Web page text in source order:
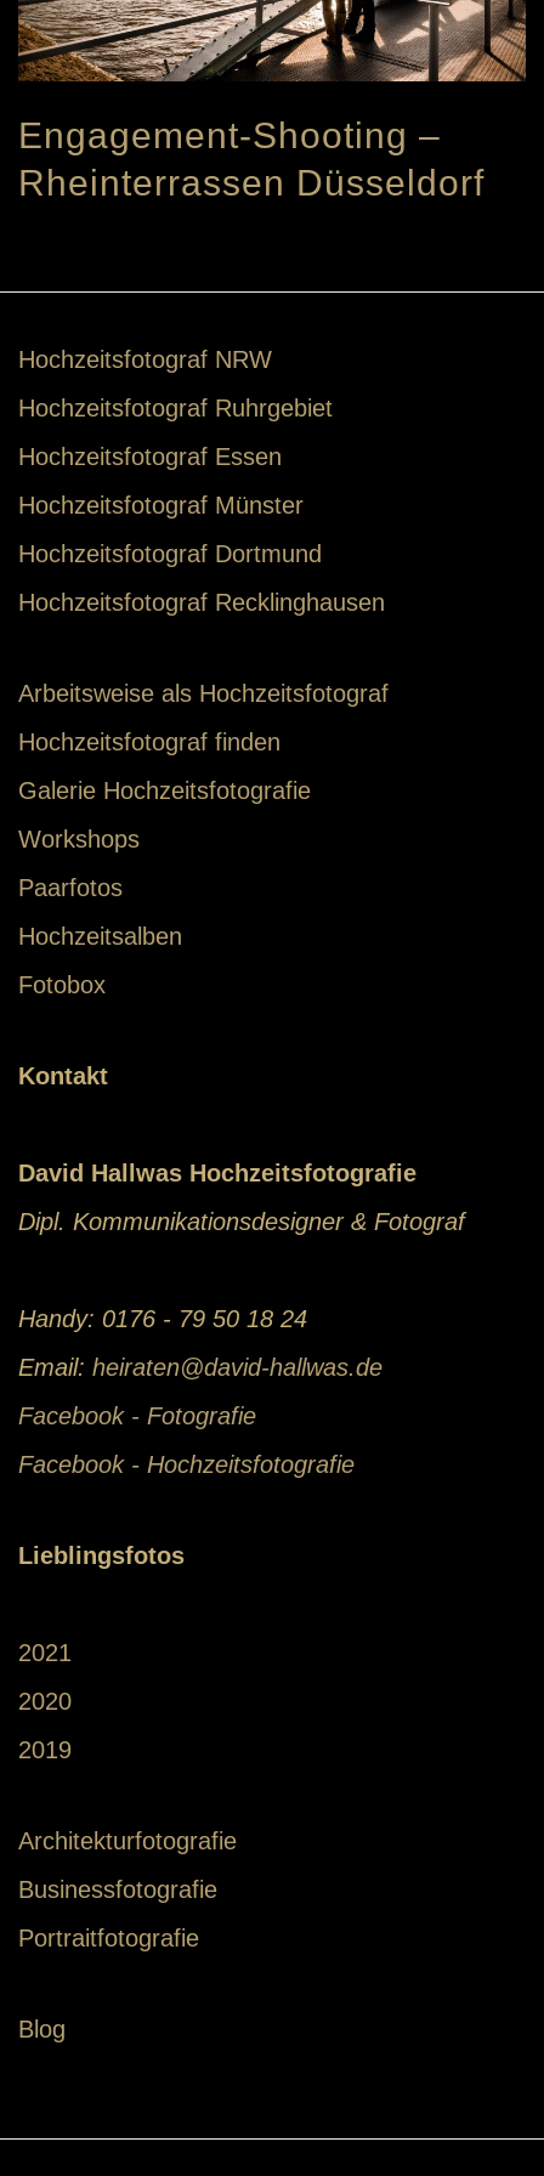
Engagement-Shooting –
Rheinterrassen Düsseldorf
Hochzeitsfotograf NRW
Hochzeitsfotograf Ruhrgebiet
Hochzeitsfotograf Essen
Hochzeitsfotograf Münster
Hochzeitsfotograf Dortmund
Hochzeitsfotograf Recklinghausen
Arbeitsweise als Hochzeitsfotograf
Hochzeitsfotograf finden
Galerie Hochzeitsfotografie
Workshops
Paarfotos
Hochzeitsalben
Fotobox
Kontakt
David Hallwas Hochzeitsfotografie
Dipl. Kommunikationsdesigner & Fotograf
Handy: 0176 - 79 50 18 24
Email: heiraten@david-hallwas.de
Facebook - Fotografie
Facebook - Hochzeitsfotografie
Lieblingsfotos
2021
2020
2019
Architekturfotografie
Businessfotografie
Portraitfotografie
Blog